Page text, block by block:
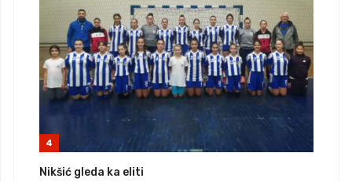
4
Nikšić gleda ka eliti